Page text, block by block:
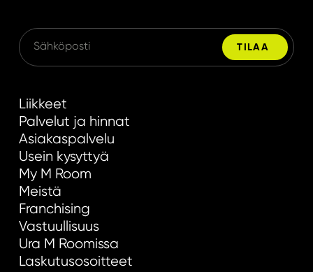
Liikkeet
Palvelut ja hinnat
Asiakaspalvelu
Usein kysyttyä
My M Room
Meistä
Franchising
Vastuullisuus
Ura M Roomissa
Laskutusosoitteet